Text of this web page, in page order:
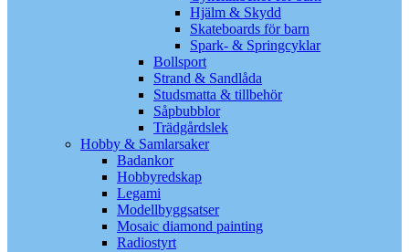
Hjälm & Skydd
Skateboards för barn
Spark- & Springcyklar
Bollsport
Strand & Sandlåda
Studsmatta & tillbehör
Såpbubblor
Trädgårdslek
Hobby & Samlarsaker
Badankor
Hobbyredskap
Legami
Modellbyggsatser
Mosaic diamond painting
Radiostyrt